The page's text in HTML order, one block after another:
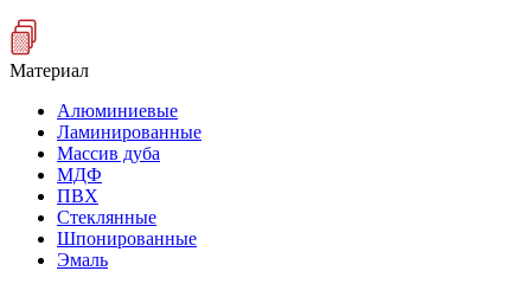
Материал
Алюминиевые
Ламинированные
Массив дуба
МДФ
ПВХ
Стеклянные
Шпонированные
Эмаль